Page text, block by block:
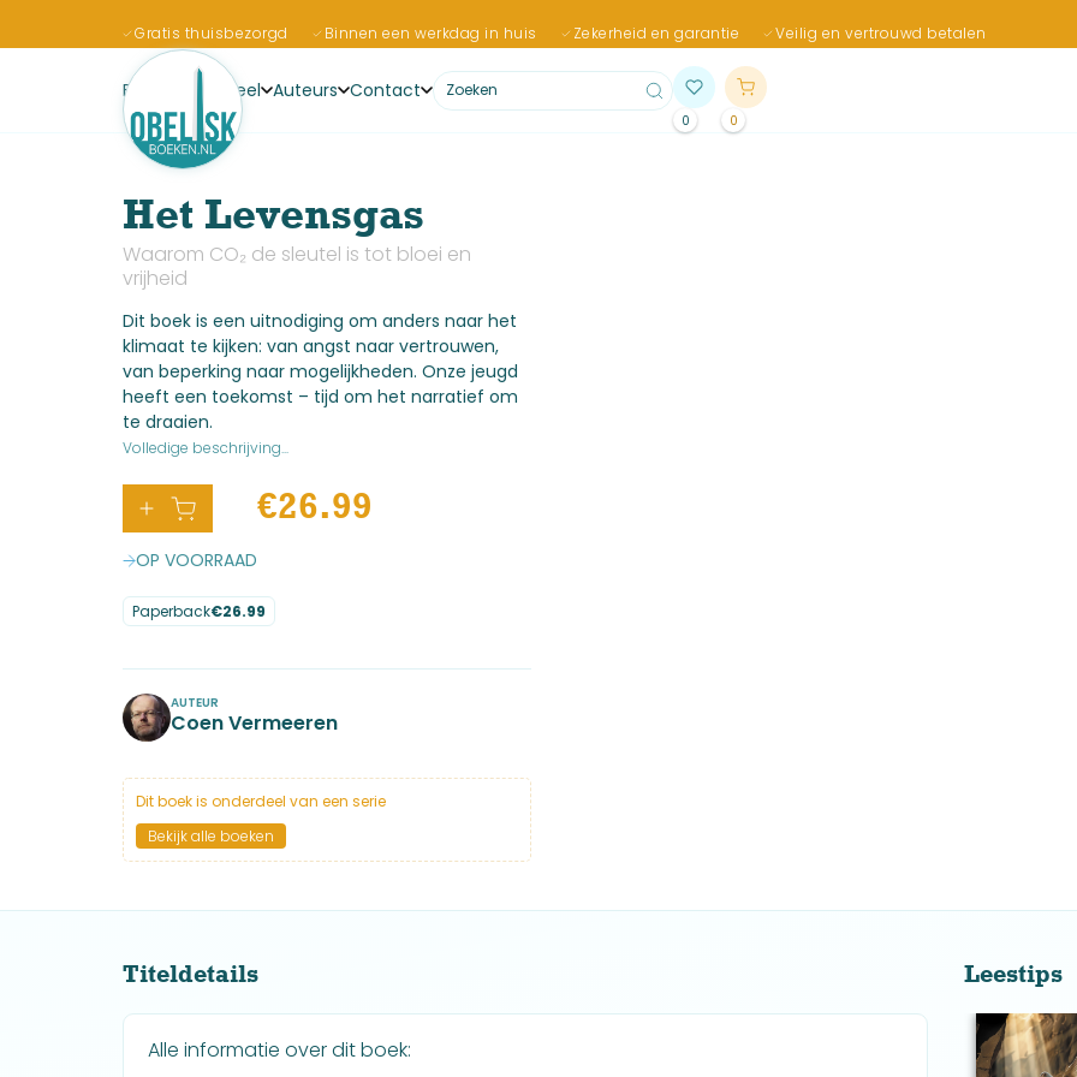
Gratis thuisbezorgd Binnen een werkdag in huis Zekerheid en garantie Veilig en vertrouwd betalen
Boeken Actueel Auteurs Contact
0 0
Het Levensgas
Waarom CO₂ de sleutel is tot bloei en
vrijheid
Dit boek is een uitnodiging om anders naar het
klimaat te kijken: van angst naar vertrouwen,
van beperking naar mogelijkheden. Onze jeugd
heeft een toekomst – tijd om het narratief om
te draaien.
Volledige beschrijving...
OP VOORRAAD
€26.99
Paperback€26.99
AUTEUR
Coen Vermeeren
Dit boek is onderdeel van een serie
Bekijk alle boeken
Titeldetails
Alle informatie over dit boek:
Leestips